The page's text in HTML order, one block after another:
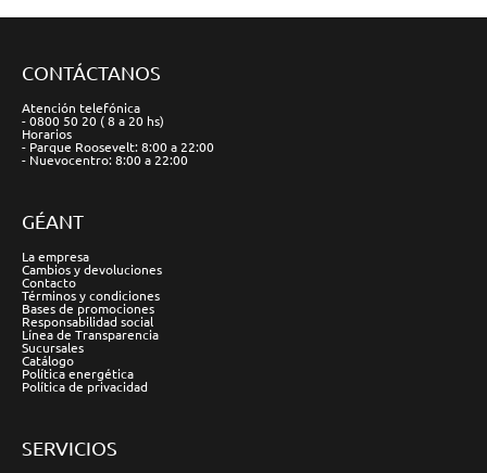
CONTÁCTANOS
Atención telefónica
- 0800 50 20 ( 8 a 20 hs)
Horarios
- Parque Roosevelt: 8:00 a 22:00
- Nuevocentro: 8:00 a 22:00
GÉANT
La empresa
Cambios y devoluciones
Contacto
Términos y condiciones
Bases de promociones
Responsabilidad social
Línea de Transparencia
Sucursales
Catálogo
Política energética
Política de privacidad
SERVICIOS